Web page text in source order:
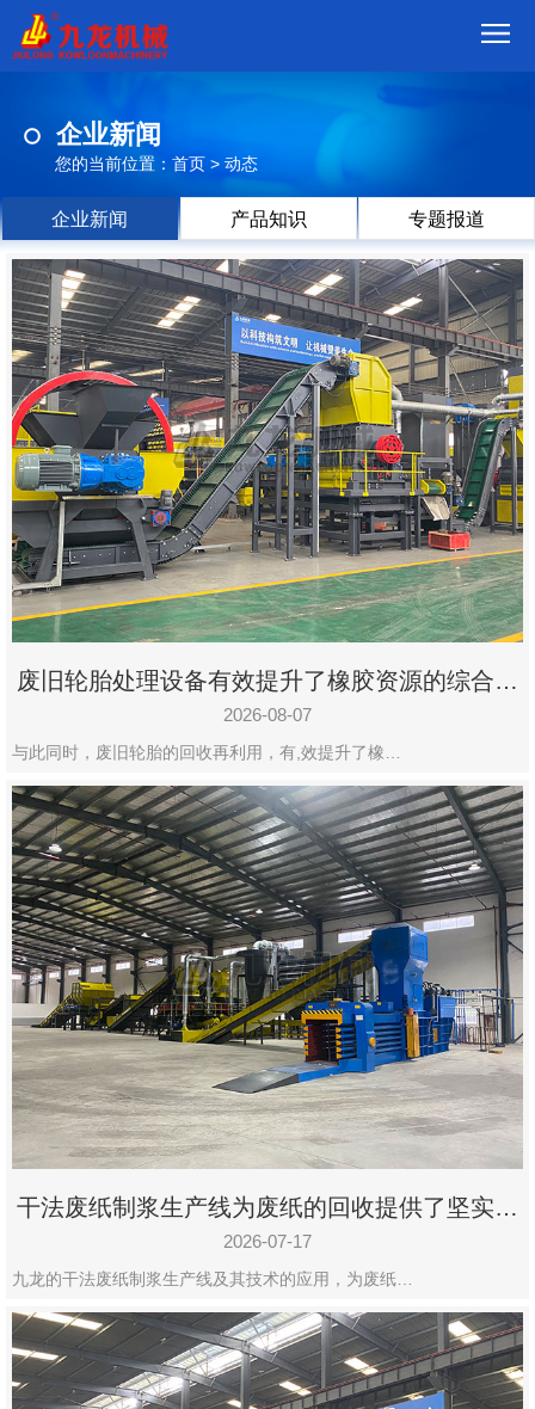
品
视
频
现
场
方
案
动
态
联
系
郑
州
市
九
设
有
限
公
司
豫
ICP
备
19020390
号-1
企业新闻
您的当前位置： 首页 > 动态
企业新闻 产品知识 专题报道
废旧轮胎处理设备有效提升了橡胶资源的综合利
用率
2026-08-07
与此同时，废旧轮胎的回收再利用，有,效提升了橡…
干法废纸制浆生产线为废纸的回收提供了坚实的
保障
2026-07-17
九龙的干法废纸制浆生产线及其技术的应用，为废纸…